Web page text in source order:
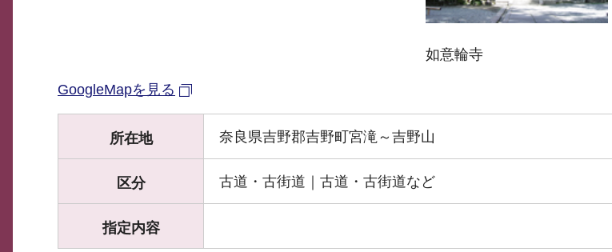
如意輪寺
GoogleMapを見る
所在地 奈良県吉野郡吉野町宮滝～吉野山
区分 古道・古街道｜古道・古街道など
指定内容